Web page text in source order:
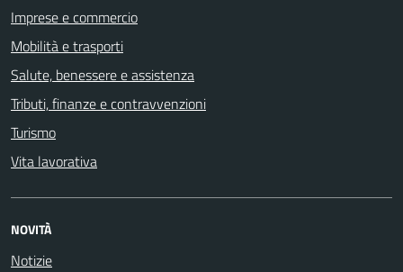
Imprese e commercio
Mobilità e trasporti
Salute, benessere e assistenza
Tributi, finanze e contravvenzioni
Turismo
Vita lavorativa
NOVITÀ
Notizie